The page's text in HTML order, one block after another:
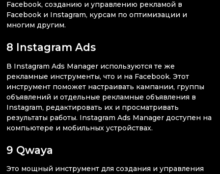
Facebook, созданию и управлению рекламой в
Facebook и Instagram, курсам по оптимизации и
многим другим.
8 Instagram Ads
В Instagram Ads Manager используются те же
рекламные инструменты, что и на Facebook. Этот
инструмент поможет настраивать кампании, группы
объявлений и отдельные рекламные объявления в
Instagram, редактировать их и просматривать
результаты работы. Instagram Ads Manager доступен на
компьютере и мобильных устройствах.
9 Qwaya
Это мощный инструмент для создания и управления